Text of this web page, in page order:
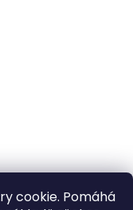
cookie. Pomáhá